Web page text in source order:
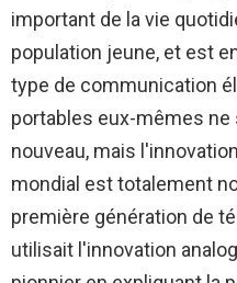
important de la vie
population jeune, et est
type de communication
portables eux-mêmes
nouveau, mais
mondial est totalement
première génération de
utilisait l'innovation